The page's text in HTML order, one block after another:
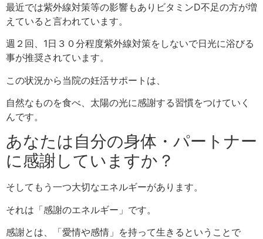
最近では紫外線対策等の影響もありビタミンD不足の方が増
えていると言われています。
週２回、1日３０分程度紫外線対策をしないで日光に浴びる
事が推奨されています。
この状況から当院の妊活サポートは、
自然なものを食べ、太陽の光に感謝する習慣をつけていく
んです。
あなたは自分の身体・パートナー
に感謝していますか？
そしてもう一つ大切なエネルギーがあります。
それは「感謝のエネルギー」です。
感謝とは、「愛情や感情」を持って生きるということで